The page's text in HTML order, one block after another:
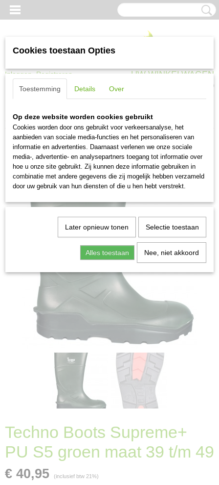
Inloggen Registreren UW WINKELWAGEN
(0)
Supreme+ PU S5 groen maat 39 t/m 49
Techno Boots Supreme+
PU S5 groen maat 39 t/m 49
€ 40,95 (inclusief btw 21%)
Cookies toestaan Opties
Toestemming Details Over
Op deze website worden cookies gebruikt
Cookies worden door ons gebruikt voor verkeersanalyse, het
aanbieden van sociale media-functies en het personaliseren van
informatie en advertenties. Daarnaast verlenen we onze sociale
media-, advertentie- en analysepartners toegang tot informatie over
hoe u onze site gebruikt. Zij kunnen deze informatie gebruiken in
combinatie met andere gegevens die zij mogelijk hebben verzameld
door uw gebruik van hun diensten of die u hen hebt verstrekt.
Later opnieuw tonen Selectie toestaan
Alles toestaan Nee, niet akkoord